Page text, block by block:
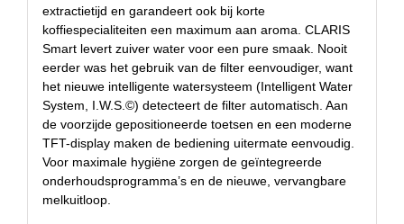
extractietijd en garandeert ook bij korte
koffiespecialiteiten een maximum aan aroma. CLARIS
Smart levert zuiver water voor een pure smaak. Nooit
eerder was het gebruik van de filter eenvoudiger, want
het nieuwe intelligente watersysteem (Intelligent Water
System, I.W.S.©) detecteert de filter automatisch. Aan
de voorzijde gepositioneerde toetsen en een moderne
TFT-display maken de bediening uitermate eenvoudig.
Voor maximale hygiëne zorgen de geïntegreerde
onderhoudsprogramma’s en de nieuwe, vervangbare
melkuitloop.